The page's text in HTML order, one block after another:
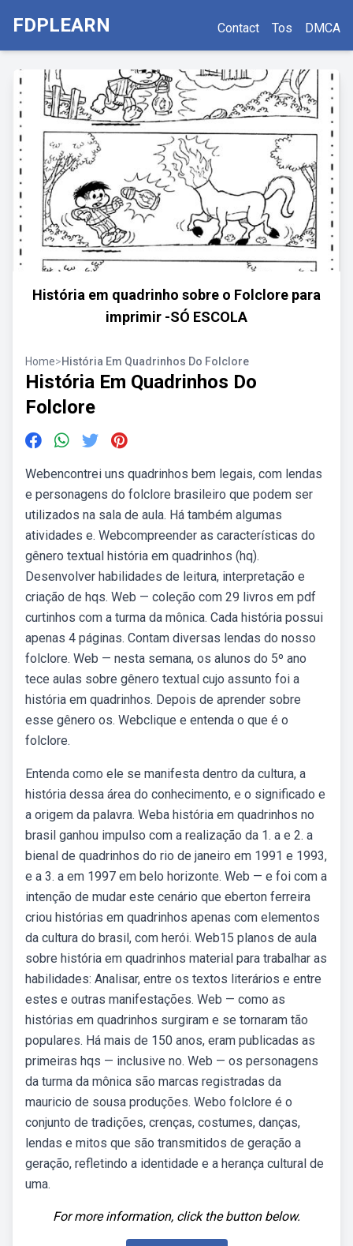
FDPLEARN Contact Tos DMCA
História em quadrinho sobre o Folclore para
imprimir -SÓ ESCOLA
Home>História Em Quadrinhos Do Folclore
História Em Quadrinhos Do
Folclore
Webencontrei uns quadrinhos bem legais, com lendas
e personagens do folclore brasileiro que podem ser
utilizados na sala de aula. Há também algumas
atividades e. Webcompreender as características do
gênero textual história em quadrinhos (hq).
Desenvolver habilidades de leitura, interpretação e
criação de hqs. Web — coleção com 29 livros em pdf
curtinhos com a turma da mônica. Cada história possui
apenas 4 páginas. Contam diversas lendas do nosso
folclore. Web — nesta semana, os alunos do 5º ano
tece aulas sobre gênero textual cujo assunto foi a
história em quadrinhos. Depois de aprender sobre
esse gênero os. Webclique e entenda o que é o
folclore.
Entenda como ele se manifesta dentro da cultura, a
história dessa área do conhecimento, e o significado e
a origem da palavra. Weba história em quadrinhos no
brasil ganhou impulso com a realização da 1. a e 2. a
bienal de quadrinhos do rio de janeiro em 1991 e 1993,
e a 3. a em 1997 em belo horizonte. Web — e foi com a
intenção de mudar este cenário que eberton ferreira
criou histórias em quadrinhos apenas com elementos
da cultura do brasil, com herói. Web15 planos de aula
sobre história em quadrinhos material para trabalhar as
habilidades: Analisar, entre os textos literários e entre
estes e outras manifestações. Web — como as
histórias em quadrinhos surgiram e se tornaram tão
populares. Há mais de 150 anos, eram publicadas as
primeiras hqs — inclusive no. Web — os personagens
da turma da mônica são marcas registradas da
mauricio de sousa produções. Webo folclore é o
conjunto de tradições, crenças, costumes, danças,
lendas e mitos que são transmitidos de geração a
geração, refletindo a identidade e a herança cultural de
uma.
For more information, click the button below.